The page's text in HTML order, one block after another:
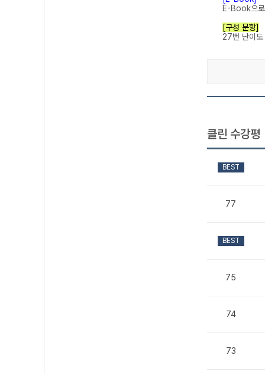
E-Book으로
[구성 문항]
27번 난이
클린 수강평
BEST
77
BEST
75
74
73